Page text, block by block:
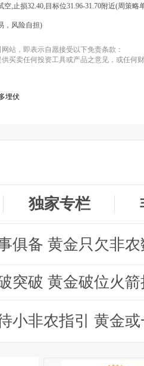
空,止损32.40,目标位31.96-31.70附近(周策略
，风险自担)
站，即表示自愿接受以下免责条款：
买卖任何投资工具或产品之意见，或任何
埋伏
独家专栏
突破 黄金破位火箭